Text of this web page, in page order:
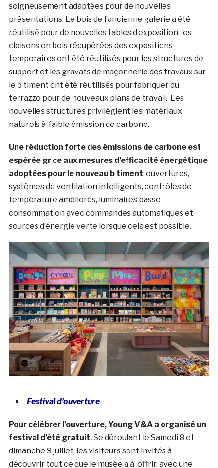
soigneusement adaptées pour de nouvelles
présentations. Le bois de l’ancienne galerie a été
réutilisé pour de nouvelles tables d’exposition, les
cloisons en bois récupérées des expositions
temporaires ont été réutilisés pour les structures de
support et les gravats de maçonnerie des travaux sur
le b timent ont été réutilisés pour fabriquer du
terrazzo pour de nouveaux plans de travail. Les
nouvelles structures privilégient les matériaux
naturels à faible émission de carbone.
Une réduction forte des émissions de carbone est
espérée gr ce aux mesures d’efficacité énergétique
adoptées pour le nouveau b timent: ouvertures,
systèmes de ventilation intelligents, contrôles de
température améliorés, luminaires basse
consommation avec commandes automatiques et
sources d’énergie verte lorsque cela est possible.
Festival d’ouverture
Pour célébrer l’ouverture, Young V&A a organisé un
festival d’été gratuit.Se déroulant le Samedi 8 et
dimanche 9 juillet, les visiteurs sont invités à
découvrir tout ce que le musée a à offrir, avec une